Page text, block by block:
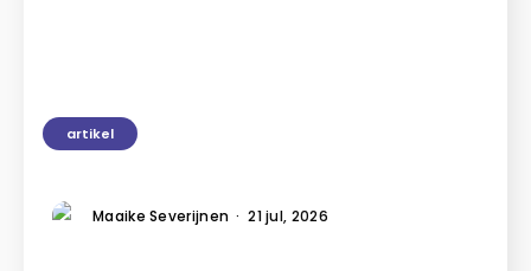
artikel
Maaike Severijnen · 21 jul, 2026